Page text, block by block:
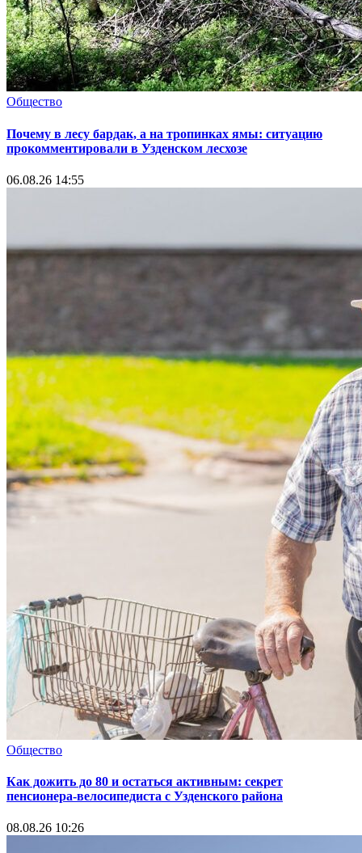
Общество
Почему в лесу бардак, а на тропинках ямы: ситуацию
прокомментировали в Узденском лесхозе
06.08.26 14:55
Общество
Как дожить до 80 и остаться активным: секрет
пенсионера-велосипедиста с Узденского района
08.08.26 10:26